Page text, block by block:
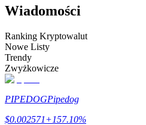
Kopiowanie Transakcji
Dołącz do najlepszych traderów
Wiadomości
Ranking Kryptowalut
Nowe Listy
Trendy
Zwyżkowicze
PIPEDOGPipedog
$0.002571+157.10%